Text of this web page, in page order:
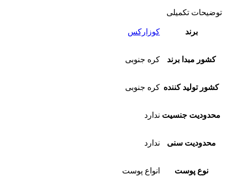
توضیحات تکمیلی
برند کوزارکس
کشور مبدا برند کره جنوبی
کشور تولید کننده کره جنوبی
محدودیت جنسیت ندارد
محدودیت سنی ندارد
نوع پوست انواع پوست